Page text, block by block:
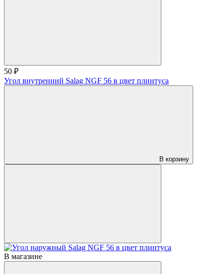
50 ₽
Угол внутренний Salag NGF 56 в цвет плинтуса
В корзину
В магазине